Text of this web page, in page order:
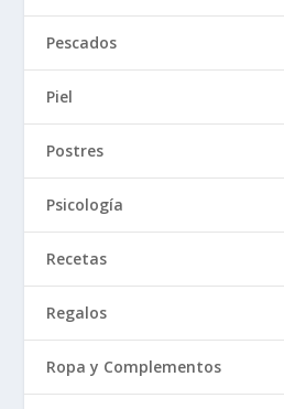
Pescados
Piel
Postres
Psicología
Recetas
Regalos
Ropa y Complementos